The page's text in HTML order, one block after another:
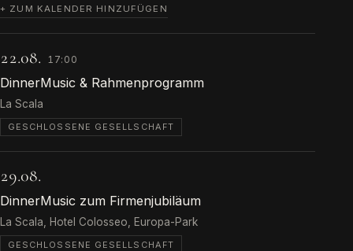
+ ZUM KALENDER HINZUFÜGEN
22.08. 17:00
DinnerMusic & Rahmenprogramm
La Scala
GESCHLOSSENE GESELLSCHAFT
29.08.
DinnerMusic zum Firmenjubiläum
La Scala, Hotel Colosseo, Europa-Park
GESCHLOSSENE GESELLSCHAFT